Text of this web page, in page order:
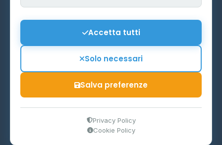
Mappa del sito
P.IVA 03859300364
Ministero delle Imprese e del Made in Italy
Accetta tutti
Solo necessari
Salva preferenze
Privacy Policy
Cookie Policy